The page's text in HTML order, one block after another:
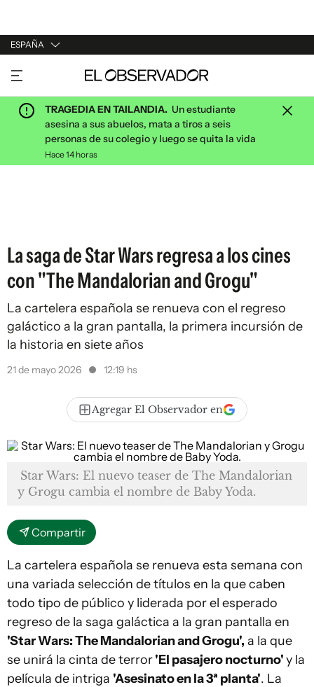
ESPAÑA
URUGUAY
ARGENTINA
ESPAÑA
ESTADOS UNIDOS
TRAGEDIA EN TAILANDIA. Un estudiante
asesina a sus abuelos, mata a tiros a seis
personas de su colegio y luego se quita la vida
Hace 14 horas
La saga de Star Wars regresa a los cines
con "The Mandalorian and Grogu"
La cartelera española se renueva con el regreso
galáctico a la gran pantalla, la primera incursión de
la historia en siete años
21 de mayo 2026 12:19 hs
Agregar El Observador en
Star Wars: El nuevo teaser de The Mandalorian
y Grogu cambia el nombre de Baby Yoda.
Compartir
La cartelera española se renueva esta semana con
una variada selección de títulos en la que caben
todo tipo de público y liderada por el esperado
regreso de la saga galáctica a la gran pantalla en
'Star Wars: The Mandalorian and Grogu', a la que
se unirá la cinta de terror'El pasajero nocturno'y la
película de intriga 'Asesinato en la 3ª planta'. La